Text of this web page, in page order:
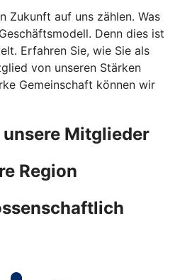
Zukunft auf uns zählen. Was
Denn dies ist
Erfahren Sie, wie Sie als
von unseren Stärken
Gemeinschaft können wir
Mitglieder
Region